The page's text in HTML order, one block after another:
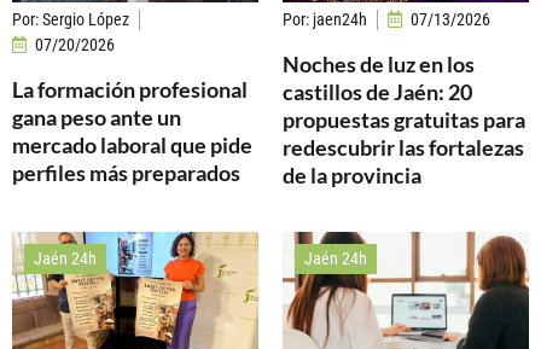
Por:Sergio López
07/20/2026
La formación profesional
gana peso ante un
mercado laboral que pide
perfiles más preparados
Por: jaen24h 07/13/2026
Noches de luz en los
castillos de Jaén: 20
propuestas gratuitas para
redescubrir las fortalezas
de la provincia
Jaén 24h Jaén 24h